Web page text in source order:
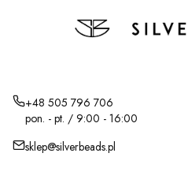
+48 505 796 706
pon. - pt. / 9:00 - 16:00
sklep@silverbeads.pl